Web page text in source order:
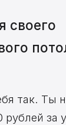
своего
так. Ты
рублей за